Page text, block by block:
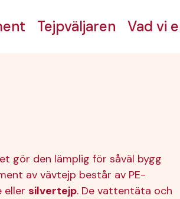
Tejpväljaren Vad vi
gör den lämplig för såväl bygg
av vävtejp består av PE-
eller silvertejp. De vattentäta och